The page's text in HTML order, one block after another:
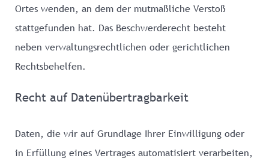
Ortes wenden, an dem der mutmaßliche Verstoß
stattgefunden hat. Das Beschwerderecht besteht
neben verwaltungsrechtlichen oder gerichtlichen
Rechtsbehelfen.
Recht auf Datenübertragbarkeit
Daten, die wir auf Grundlage Ihrer Einwilligung oder
in Erfüllung eines Vertrages automatisiert verarbeiten,